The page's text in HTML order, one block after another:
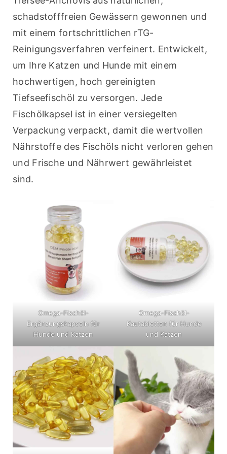
schadstofffreien Gewässern gewonnen und
mit einem fortschrittlichen rTG-
Reinigungsverfahren verfeinert. Entwickelt,
um Ihre Katzen und Hunde mit einem
hochwertigen, hoch gereinigten
Tiefseefischöl zu versorgen. Jede
Fischölkapsel ist in einer versiegelten
Verpackung verpackt, damit die wertvollen
Nährstoffe des Fischöls nicht verloren gehen
und Frische und Nährwert gewährleistet
sind.
Omega-Fischöl-
Ergänzungskapseln für
Hunde und Katzen
Omega-Fischöl-
Kautabletten für Hunde
und Katzen